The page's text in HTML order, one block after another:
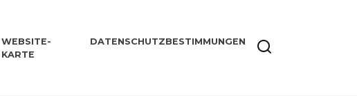
WEBSITE-
KARTE
DATENSCHUTZBESTIMMUNGEN